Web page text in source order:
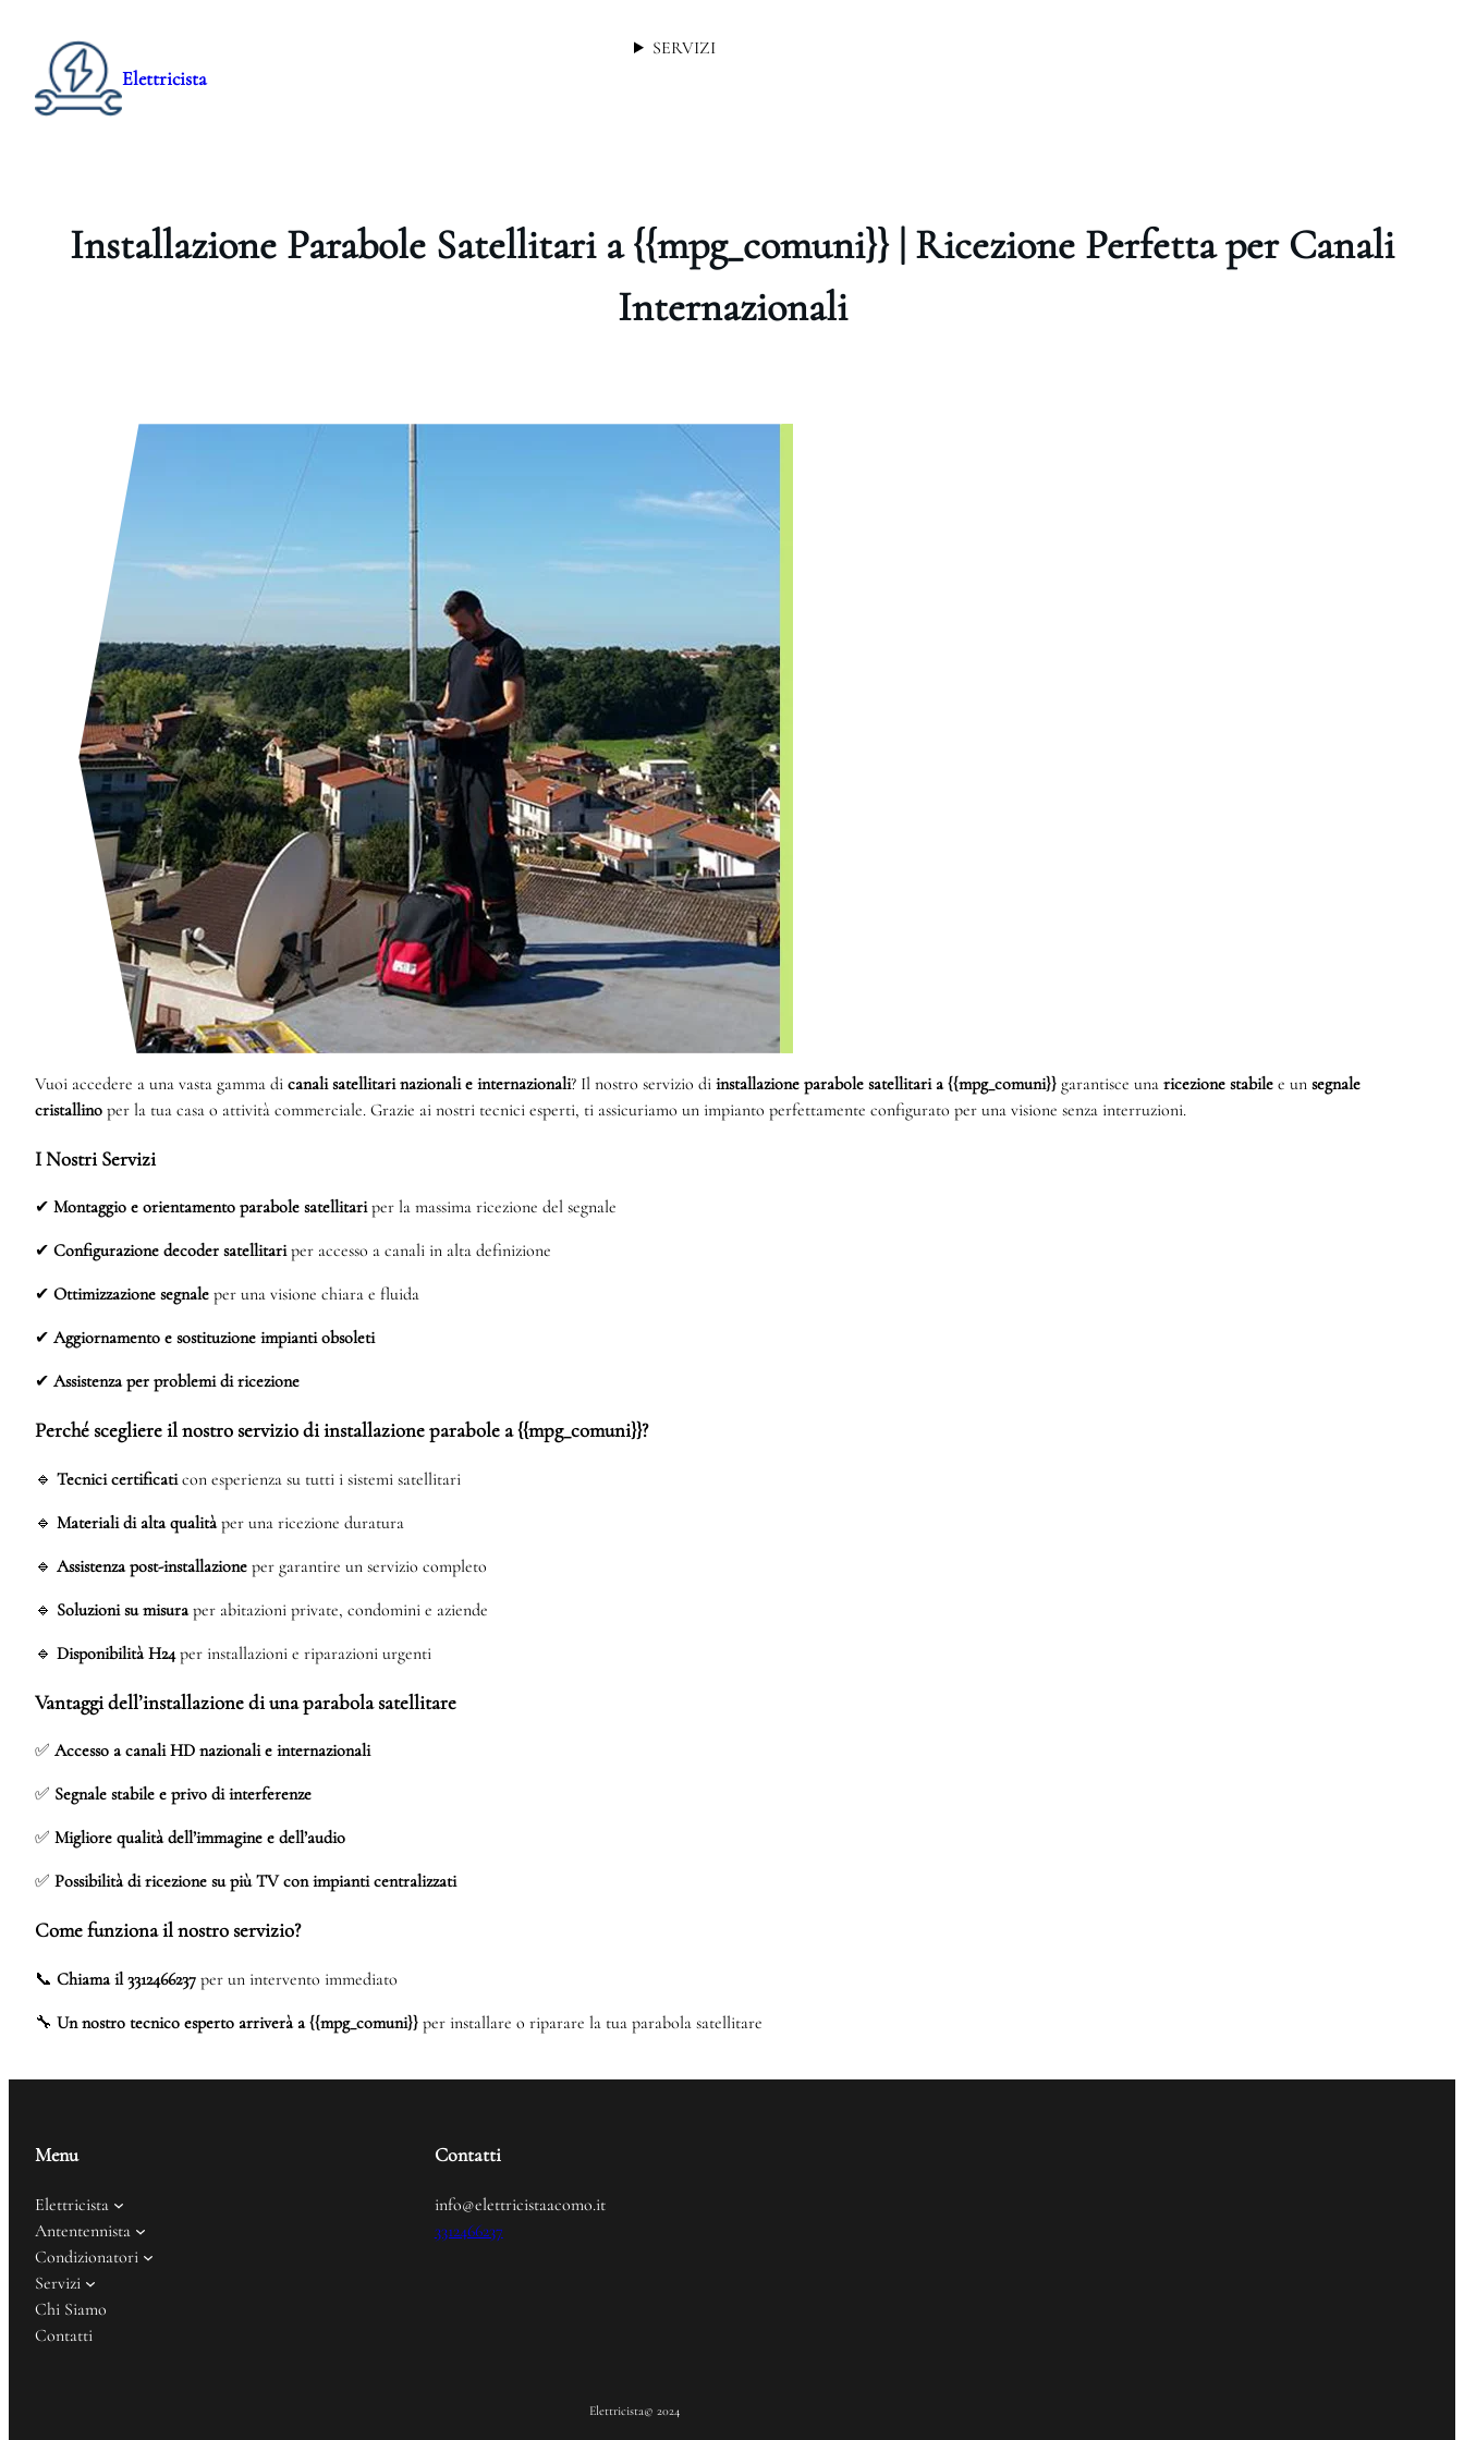
Elettricista
SERVIZI
Installazione Parabole Satellitari a {{mpg_comuni}} | Ricezione Perfetta per Canali
Internazionali
Vuoi accedere a una vasta gamma di canali satellitari nazionali e internazionali? Il nostro servizio di installazione parabole satellitari a {{mpg_comuni}} garantisce una ricezione stabile e un segnale
cristallino per la tua casa o attività commerciale. Grazie ai nostri tecnici esperti, ti assicuriamo un impianto perfettamente configurato per una visione senza interruzioni.
I Nostri Servizi
✔ Montaggio e orientamento parabole satellitariper la massima ricezione del segnale
✔ Configurazione decoder satellitariper accesso a canali in alta definizione
✔ Ottimizzazione segnale per una visione chiara e fluida
✔ Aggiornamento e sostituzione impianti obsoleti
✔ Assistenza per problemi di ricezione
Perché scegliere il nostro servizio di installazione parabole a {{mpg_comuni}}?
🔹 Tecnici certificaticon esperienza su tutti i sistemi satellitari
🔹 Materiali di alta qualitàper una ricezione duratura
🔹 Assistenza post-installazione per garantire un servizio completo
🔹 Soluzioni su misuraper abitazioni private, condomini e aziende
🔹 Disponibilità H24per installazioni e riparazioni urgenti
Vantaggi dell’installazione di una parabola satellitare
✅ Accesso a canali HD nazionali e internazionali
✅ Segnale stabile e privo di interferenze
✅ Migliore qualità dell’immagine e dell’audio
✅ Possibilità di ricezione su più TV con impianti centralizzati
Come funziona il nostro servizio?
📞 Chiama il 3312466237 per un intervento immediato
🔧 Un nostro tecnico esperto arriverà a {{mpg_comuni}} per installare o riparare la tua parabola satellitare
Menu
Elettricista
Antentennista
Condizionatori
Servizi
Chi Siamo
Contatti
Contatti
info@elettricistaacomo.it
3312466237
Elettricista© 2024